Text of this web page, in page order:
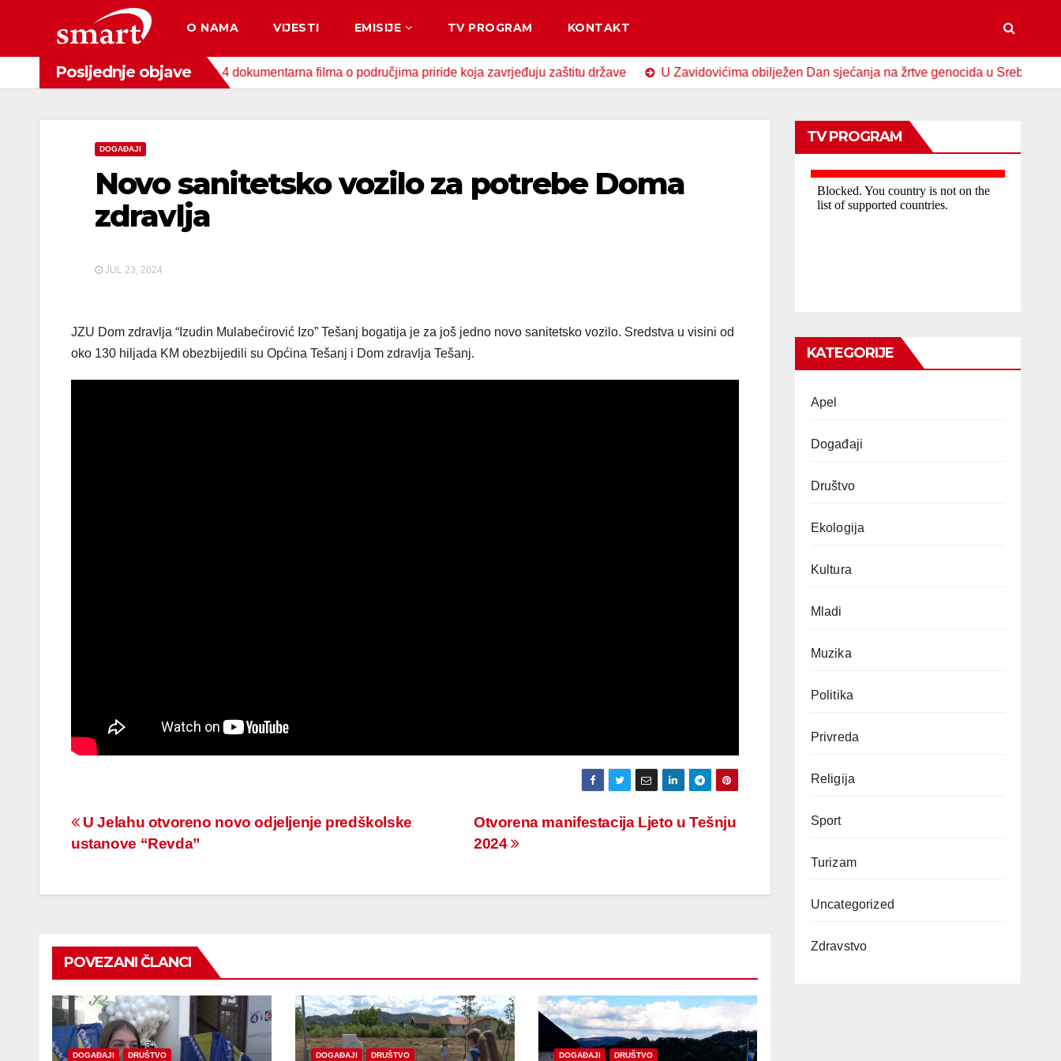
content
O NAMA VIJESTI EMISIJE TV PROGRAM KONTAKT
Posljednje objave
za zaštitu okoliša snimljena 4 dokumentarna filma o područjima priride koja zavrjeđuju zaštitu države U Zavidovićima obilježen Dan sjećanja na žrtve genocida u Srebrenici
DOGAĐAJI
Novo sanitetsko vozilo za potrebe Doma
zdravlja
JUL 23, 2024
JZU Dom zdravlja “Izudin Mulabećirović Izo” Tešanj bogatija je za još jedno novo sanitetsko vozilo. Sredstva u visini od
oko 130 hiljada KM obezbijedili su Općina Tešanj i Dom zdravlja Tešanj.
Navigacija
Otvorena manifestacija Ljeto u Tešnju
2024
U Jelahu otvoreno novo odjeljenje predškolske
ustanove “Revda”
POVEZANI ČLANCI
DOGAĐAJI DRUŠTVO DOGAĐAJI DRUŠTVO DOGAĐAJI DRUŠTVO
TV PROGRAM
KATEGORIJE
Apel
Događaji
Društvo
Ekologija
Kultura
Mladi
Muzika
Politika
Privreda
Religija
Sport
Turizam
Uncategorized
Zdravstvo